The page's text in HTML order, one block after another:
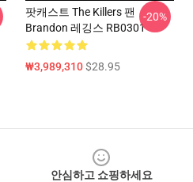
팟캐스트 The Killers 팬
Brandon 레깅스 RB0301
₩3,989,310$28.95
-20%
안심하고 쇼핑하세요